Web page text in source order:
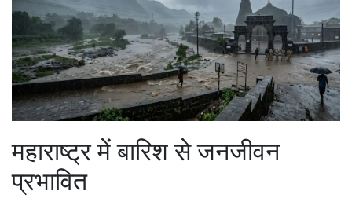
महाराष्ट्र में बारिश से जनजीवन
प्रभावित